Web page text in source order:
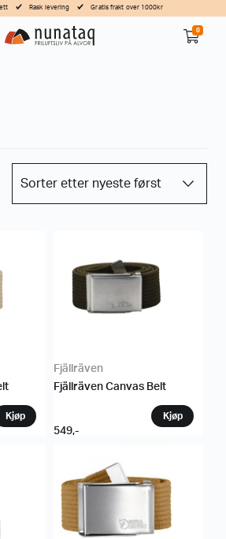
Rask levering Gratis frakt over 1000kr
0
Fjällräven
Fjällräven Canvas Belt
549,-